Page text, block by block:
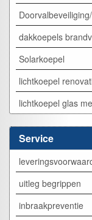
dakkoepels
Solarkoepel
lichtkoepel
lichtkoepel glas
Service
uitleg begrippen
inbraakpreventie